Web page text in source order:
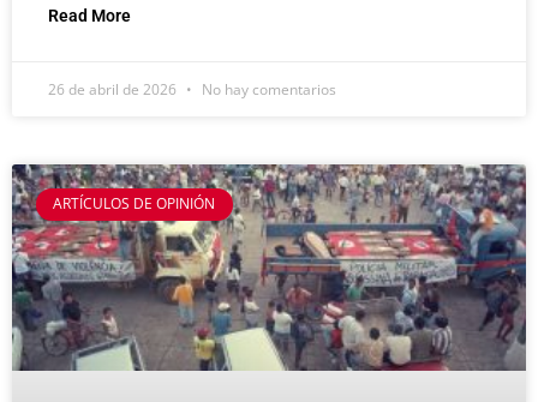
Read More
26 de abril de 2026 No hay comentarios
ARTÍCULOS DE OPINIÓN